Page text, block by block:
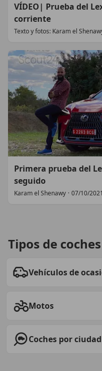
VÍDEO| Prueba del
corriente
Texto y fotos: Karam el
Primera prueba del
seguido
Karam el Shenawy · 07/10/2021
Tipos de coches
Vehículos de
Motos
Coches por ciudad